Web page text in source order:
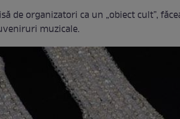
de organizatori ca un „obiect cult”,
muzicale.